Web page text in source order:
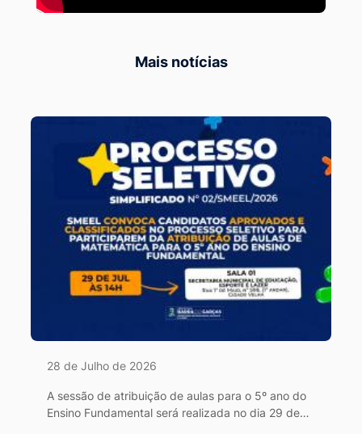
Mais notícias
28 de Julho de 2026
A sessão de atribuição de aulas para o 5º ano do
Ensino Fundamental será realizada no dia 29 de